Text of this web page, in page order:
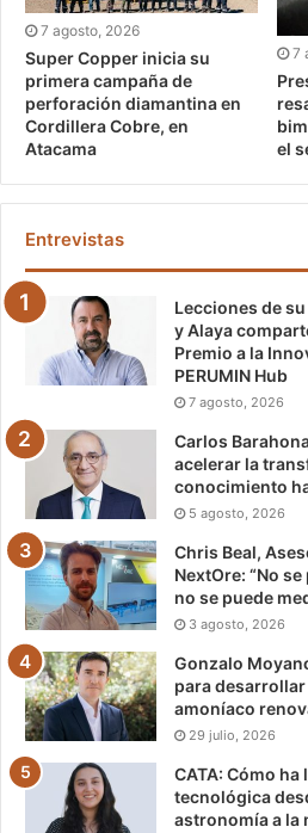
7 agosto, 2026
Super Copper inicia su
primera campaña de
perforación diamantina en
Cordillera Cobre, en
Atacama
7
el
Entrevistas
Lecciones de
y Alaya
Premio a la
PERUMIN Hub
7 agosto, 2026
Carlos
acelerar la
conocimiento
5 agosto, 2026
Chris Beal,
NextOre: “No
no se puede
3 agosto, 2026
Gonzalo
para
amoníaco
29 julio, 2026
CATA: Cómo
tecnológica
astronomía a la